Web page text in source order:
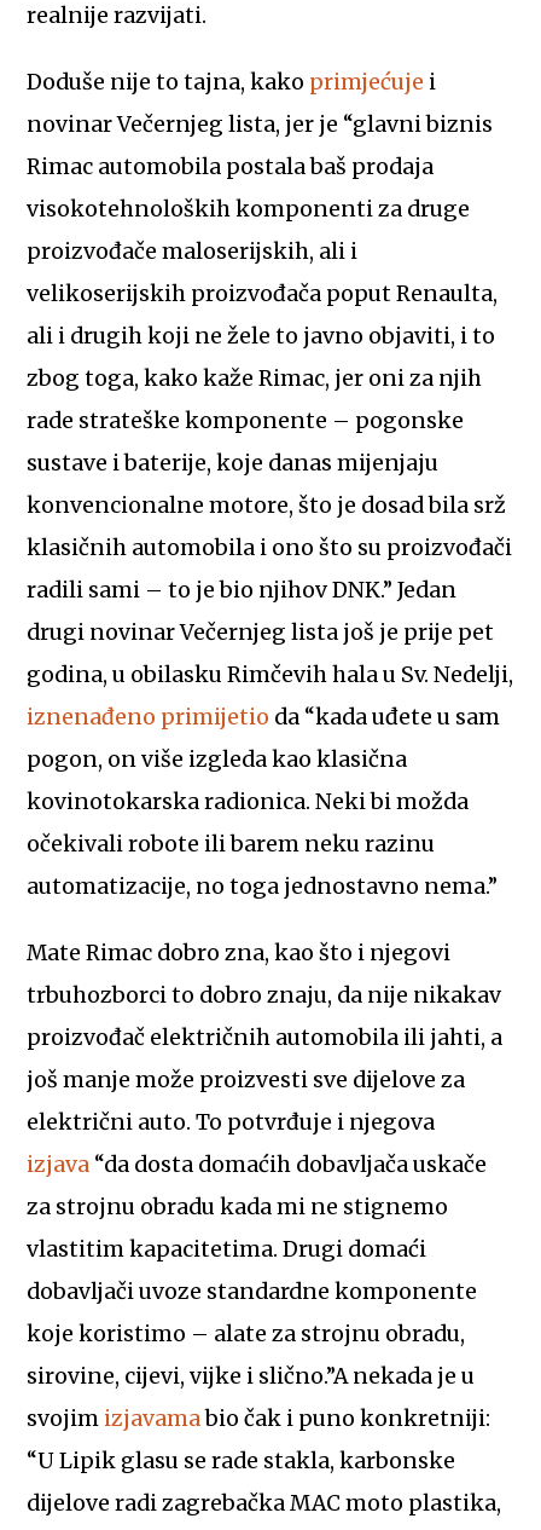
realnije razvijati.
Doduše nije to tajna, kako primjećuje i
novinar Večernjeg lista, jer je “glavni biznis
Rimac automobila postala baš prodaja
visokotehnoloških komponenti za druge
proizvođače maloserijskih, ali i
velikoserijskih proizvođača poput Renaulta,
ali i drugih koji ne žele to javno objaviti, i to
zbog toga, kako kaže Rimac, jer oni za njih
rade strateške komponente – pogonske
sustave i baterije, koje danas mijenjaju
konvencionalne motore, što je dosad bila srž
klasičnih automobila i ono što su proizvođači
radili sami – to je bio njihov DNK.” Jedan
drugi novinar Večernjeg lista još je prije pet
godina, u obilasku Rimčevih hala u Sv. Nedelji,
iznenađeno primijetio da “kada uđete u sam
pogon, on više izgleda kao klasična
kovinotokarska radionica. Neki bi možda
očekivali robote ili barem neku razinu
automatizacije, no toga jednostavno nema.”
Mate Rimac dobro zna, kao što i njegovi
trbuhozborci to dobro znaju, da nije nikakav
proizvođač električnih automobila ili jahti, a
još manje može proizvesti sve dijelove za
električni auto. To potvrđuje i njegova
izjava “da dosta domaćih dobavljača uskače
za strojnu obradu kada mi ne stignemo
vlastitim kapacitetima. Drugi domaći
dobavljači uvoze standardne komponente
koje koristimo – alate za strojnu obradu,
sirovine, cijevi, vijke i slično.”A nekada je u
svojim izjavamabio čak i puno konkretniji:
“U Lipik glasu se rade stakla, karbonske
dijelove radi zagrebačka MAC moto plastika,